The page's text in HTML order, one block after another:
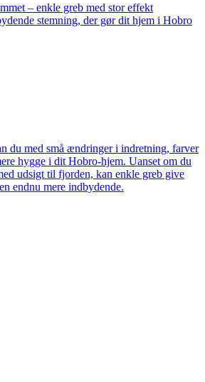
– enkle greb med stor effekt
stemning, der gør dit hjem i Hobro
du med små ændringer i indretning, farver
hygge i dit Hobro-hjem. Uanset om du
udsigt til fjorden, kan enkle greb give
endnu mere indbydende.